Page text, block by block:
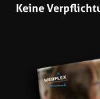
Keine